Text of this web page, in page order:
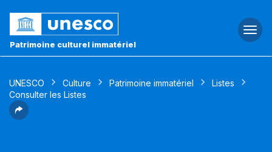
Patrimoine culturel immatériel
UNESCO Culture Patrimoine immatériel
Listes
Consulter les Listes